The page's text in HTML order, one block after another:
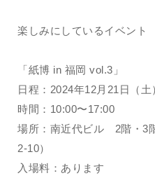
楽しみにしているイベント
「紙博 in 福岡 vol.3」
日程：2024年12月21日（土
時間：10:00〜17:00
場所：南近代ビル 2階・3
2-10）
入場料：あります